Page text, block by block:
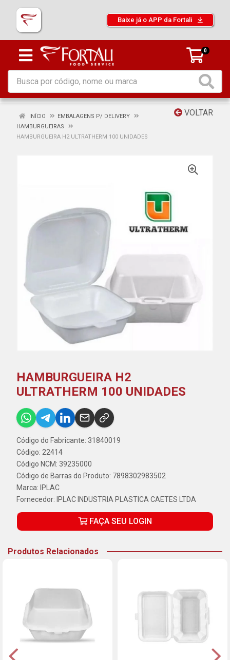
Baixe já o APP da Fortali
0
VOLTAR
INÍCIO
EMBALAGENS P/ DELIVERY
HAMBURGUEIRAS
HAMBURGUEIRA H2 ULTRATHERM 100 UNIDADES
HAMBURGUEIRA H2
ULTRATHERM 100 UNIDADES
Código do Fabricante: 31840019
Código: 22414
Código NCM: 39235000
Código de Barras do Produto: 7898302983502
Marca: IPLAC
Fornecedor: IPLAC INDUSTRIA PLASTICA CAETES LTDA
FAÇA SEU LOGIN
Produtos Relacionados